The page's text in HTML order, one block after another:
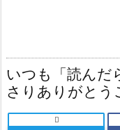
いつも「読んだ
さりありがとう
